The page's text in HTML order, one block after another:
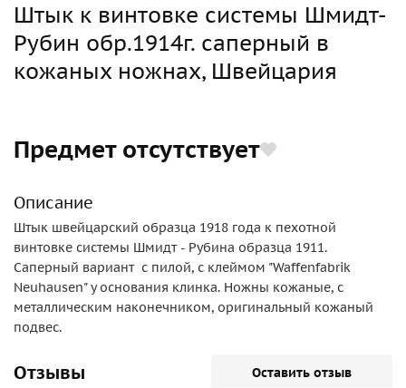
Штык к винтовке системы Шмидт-
Рубин обр.1914г. саперный в
кожаных ножнах, Швейцария
Предмет отсутствует
Описание
Штык швейцарский образца 1918 года к пехотной
винтовке системы Шмидт - Рубина образца 1911.
Саперный вариант с пилой, с клеймом "Waffenfabrik
Neuhausen" у основания клинка. Ножны кожаные, с
металлическим наконечником, оригинальный кожаный
подвес.
Отзывы Оставить отзыв